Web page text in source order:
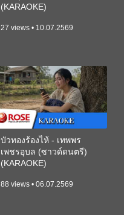
(KARAOKE)
27 views • 10.07.2569
บัวทองร้องไห้ - เทพพร
เพชรอุบล (ซาวด์ดนตรี)
(KARAOKE)
88 views • 06.07.2569